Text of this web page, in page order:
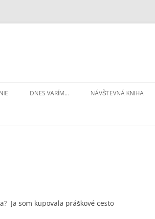
DNES VARÍM… NÁVŠTEVNÁ KNIHA
Ja som kupovala práškové cesto